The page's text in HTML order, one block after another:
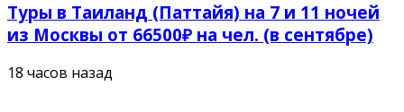
Туры в Таиланд (Паттайя) на 7 и 11 ночей
из Москвы от 66500₽ на чел. (в сентябре)
18 часов назад